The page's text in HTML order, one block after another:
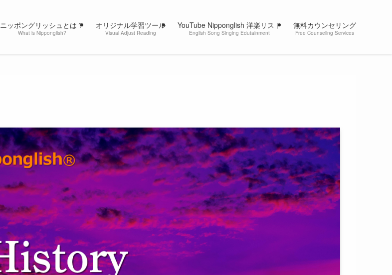
ニッポングリッシュとは？
What is Nipponglish?
オリジナル学習ツール
Visual Adjust Reading
YouTube Nipponglish 洋楽リスト
English Song Singing Edutainment
無料カウンセリング
Free Counseling Services